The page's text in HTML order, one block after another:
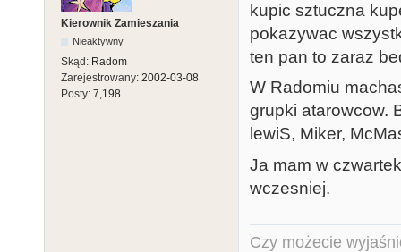
Kierownik Zamieszania
Nieaktywny
Skąd: Radom
Zarejestrowany: 2002-03-08
Posty: 7,198
kupic sztuczna
pokazywac
ten pan to zaraz
W Radomiu
grupki atarowcow.
lewiS, Miker,
Ja mam w
wczesniej.
Czy możecie